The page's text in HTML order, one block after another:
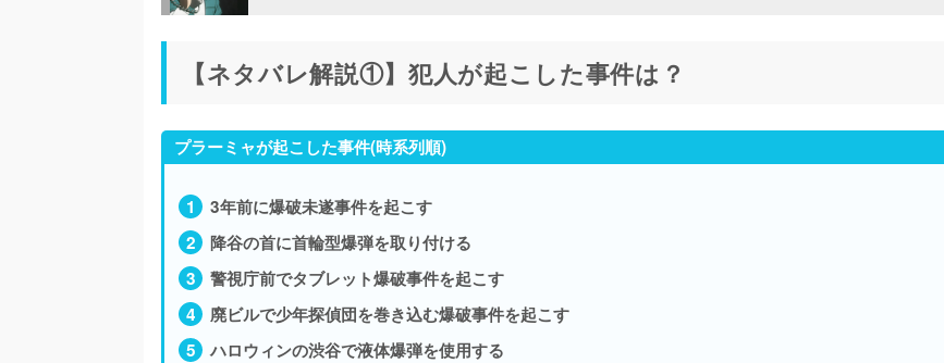
【ネタバレ解説①】犯人が起こした事件は？
プラーミャが起こした事件(時系列順)
3年前に爆破未遂事件を起こす
降谷の首に首輪型爆弾を取り付ける
警視庁前でタブレット爆破事件を起こす
廃ビルで少年探偵団を巻き込む爆破事件を起こす
ハロウィンの渋谷で液体爆弾を使用する